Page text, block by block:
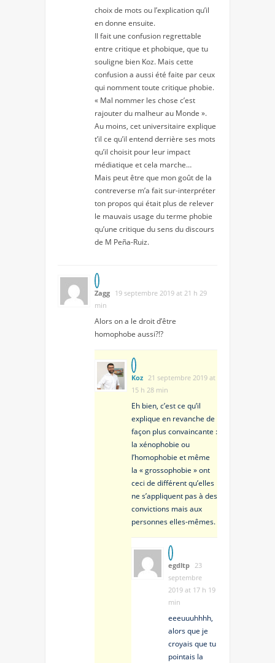
choix de mots ou l’explication qu’il
en donne ensuite.
Il fait une confusion regrettable
entre critique et phobique, que tu
souligne bien Koz. Mais cette
confusion a aussi été faite par ceux
qui nomment toute critique phobie.
« Mal nommer les chose c’est
rajouter du malheur au Monde ».
Au moins, cet universitaire explique
t’il ce qu’il entend derrière ses mots
qu’il choisit pour leur impact
médiatique et cela marche…
Mais peut être que mon goût de la
contreverse m’a fait sur-interpréter
ton propos qui était plus de relever
le mauvais usage du terme phobie
qu’une critique du sens du discours
de M Peña-Ruiz.
Zagg 19 septembre 2019 at 21 h 29
min
Alors on a le droit d’être
homophobe aussi?!?
Koz 21 septembre 2019 at
15 h 28 min
Eh bien, c’est ce qu’il
explique en revanche de
façon plus convaincante :
la xénophobie ou
l’homophobie et même
la « grossophobie » ont
ceci de différent qu’elles
ne s’appliquent pas à des
convictions mais aux
personnes elles-mêmes.
egdltp 23
septembre
2019 at 17 h 19
min
eeeuuuhhhh,
alors que je
croyais que tu
pointais la